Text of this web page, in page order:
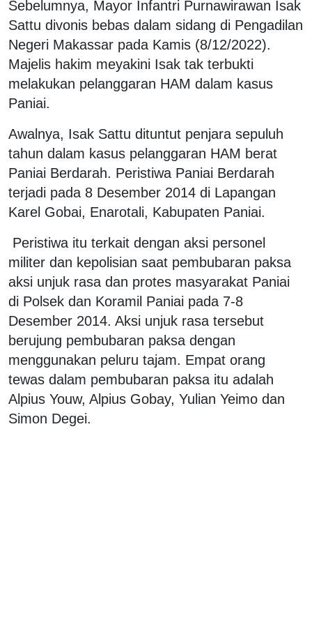
Sebelumnya, Mayor Infantri Purnawirawan Isak
Sattu divonis bebas dalam sidang di Pengadilan
Negeri Makassar pada Kamis (8/12/2022).
Majelis hakim meyakini Isak tak terbukti
melakukan pelanggaran HAM dalam kasus
Paniai.
Awalnya, Isak Sattu dituntut penjara sepuluh
tahun dalam kasus pelanggaran HAM berat
Paniai Berdarah. Peristiwa Paniai Berdarah
terjadi pada 8 Desember 2014 di Lapangan
Karel Gobai, Enarotali, Kabupaten Paniai.
Peristiwa itu terkait dengan aksi personel
militer dan kepolisian saat pembubaran paksa
aksi unjuk rasa dan protes masyarakat Paniai
di Polsek dan Koramil Paniai pada 7-8
Desember 2014. Aksi unjuk rasa tersebut
berujung pembubaran paksa dengan
menggunakan peluru tajam. Empat orang
tewas dalam pembubaran paksa itu adalah
Alpius Youw, Alpius Gobay, Yulian Yeimo dan
Simon Degei.